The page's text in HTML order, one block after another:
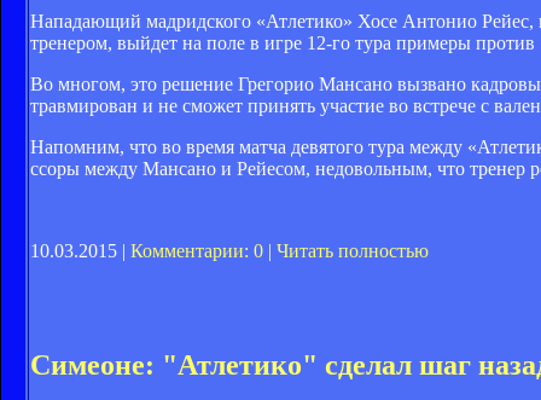
Нападающий мадридского «Атлетико» Хосе Антонио Рейес,
тренером, выйдет на поле в игре 12-го тура примеры
Во многом, это решение Грегорио Мансано вызвано
травмирован и не сможет принять участие во встрече с
Напомним, что во время матча девятого тура между
ссоры между Мансано и Рейесом, недовольным, что тренер
10.03.2015 | Комментарии: 0 | Читать полностью
Симеоне: "Атлетико" сделал шаг